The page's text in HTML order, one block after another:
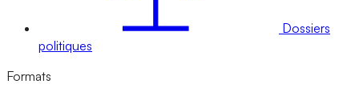
Dossiers
politiques
Formats